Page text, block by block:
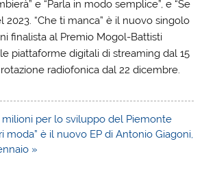
e “Parla in modo semplice”, e “Se
2023. “Che ti manca” è il nuovo singolo
finalista al Premio Mogol-Battisti
piattaforme digitali di streaming dal 15
radiofonica dal 22 dicembre.
per lo sviluppo del Piemonte
moda” è il nuovo EP di Antonio Giagoni,
»